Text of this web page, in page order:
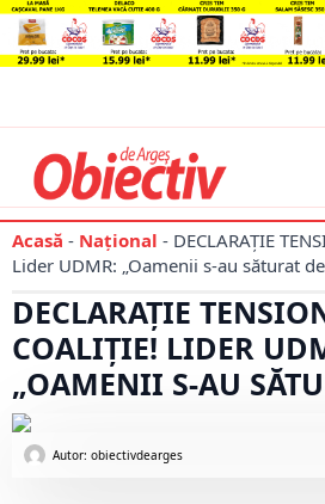
Acasă - Național - DECLARAȚIE
Lider UDMR: „Oamenii s-au săturat
DECLARAȚIE
COALIȚIE! LIDER
„OAMENII S-AU
Autor: obiectivdearges